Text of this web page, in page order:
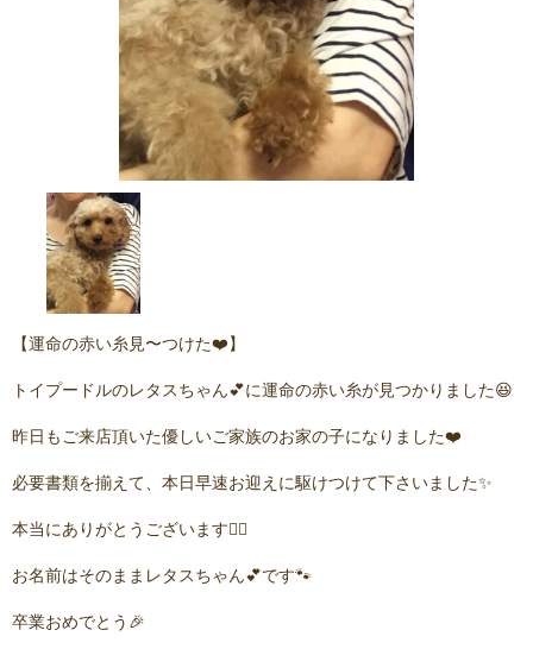
【運命の赤い糸見〜つけた❤️】
トイプードルのレタスちゃん💕に運命の赤い糸が見つかりました😆
昨日もご来店頂いた優しいご家族のお家の子になりました❤️
必要書類を揃えて、本日早速お迎えに駆けつけて下さいました✨
本当にありがとうございます🙇‍♂️
お名前はそのままレタスちゃん💕です🐾
卒業おめでとう🎉